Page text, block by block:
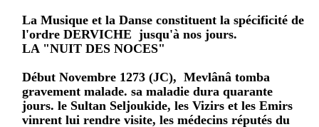
La Musique et la Danse constituent la spécificité de
l'ordre DERVICHE jusqu'à nos jours.
LA "NUIT DES NOCES"
Début Novembre 1273 (JC), Mevlânâ tomba
gravement malade. sa maladie dura quarante
jours. le Sultan Seljoukide, les Vizirs et les Emirs
vinrent lui rendre visite, les médecins réputés du